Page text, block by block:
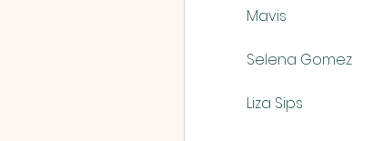
            Mavis
            Selena Gomez
            Liza Sips